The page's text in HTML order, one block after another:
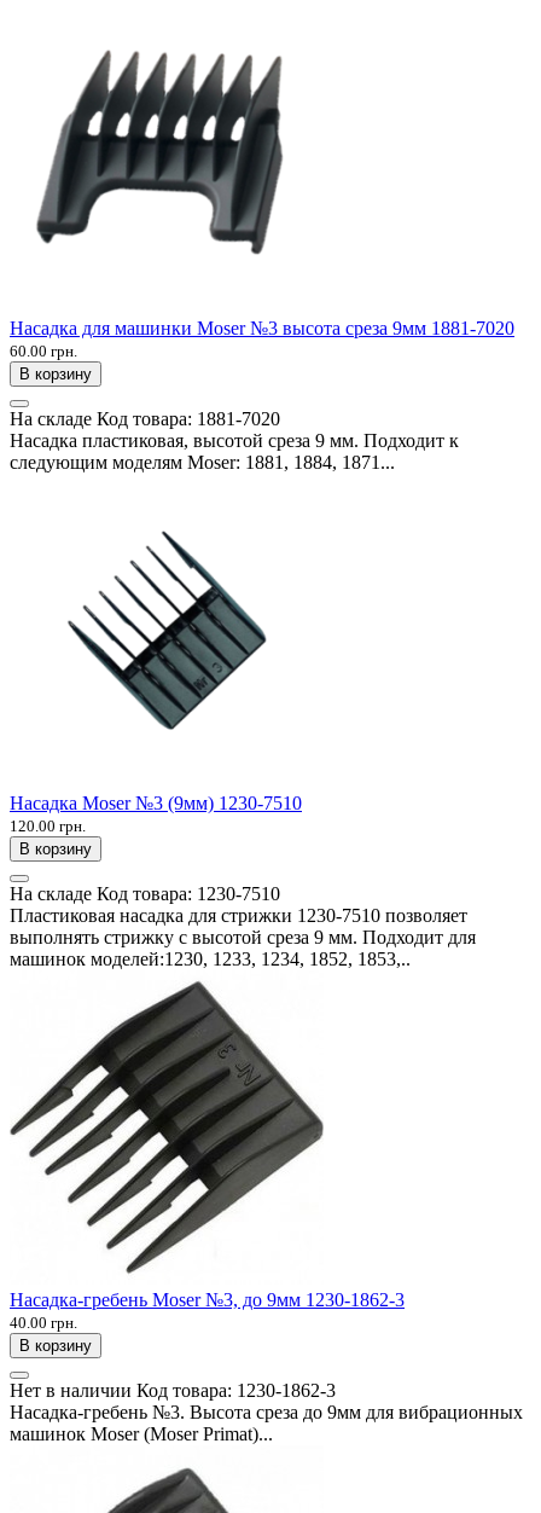
Насадка для машинки Moser №3 высота среза 9мм 1881-7020
60.00 грн.
В корзину
На складе Код товара: 1881-7020
Насадка пластиковая, высотой среза 9 мм. Подходит к
следующим моделям Moser: 1881, 1884, 1871...
Насадка Moser №3 (9мм) 1230-7510
120.00 грн.
В корзину
На складе Код товара: 1230-7510
Пластиковая насадка для стрижки 1230-7510 позволяет
выполнять стрижку с высотой среза 9 мм. Подходит для
машинок моделей:1230, 1233, 1234, 1852, 1853,..
Насадка-гребень Moser №3, до 9мм 1230-1862-3
40.00 грн.
В корзину
Нет в наличии Код товара: 1230-1862-3
Насадка-гребень №3. Высота среза до 9мм для вибрационных
машинок Moser (Moser Primat)...